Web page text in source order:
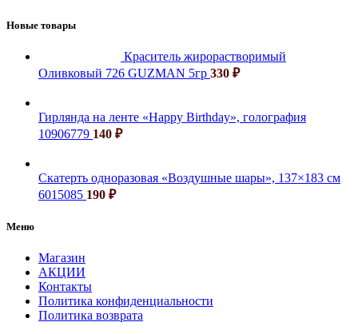
Новые товары
Краситель жирорастворимый
Оливковый 726 GUZMAN 5гр 330 ₽
Гирлянда на ленте «Happy Birthday», голография
10906779 140 ₽
Скатерть одноразовая «Воздушные шары», 137×183 см
6015085 190 ₽
Меню
Магазин
АКЦИИ
Контакты
Политика конфиденциальности
Политика возврата